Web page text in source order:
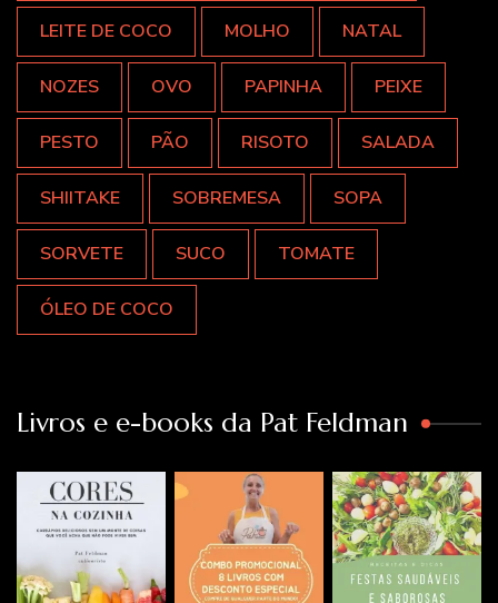
LEITE DE COCO MOLHO NATAL
NOZES OVO PAPINHA PEIXE
PESTO PÃO RISOTO SALADA
SHIITAKE SOBREMESA SOPA
SORVETE SUCO TOMATE
ÓLEO DE COCO
Livros e e-books da Pat Feldman